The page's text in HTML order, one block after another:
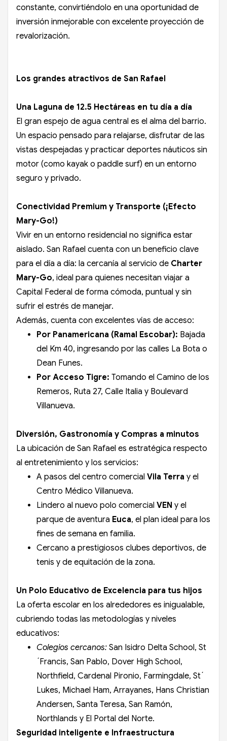
constante, convirtiéndolo en una oportunidad de
inversión inmejorable con excelente proyección de
revalorización.
Los grandes atractivos de San Rafael
Una Laguna de 12.5 Hectáreas en tu día a día
El gran espejo de agua central es el alma del barrio.
Un espacio pensado para relajarse, disfrutar de las
vistas despejadas y practicar deportes náuticos sin
motor (como kayak o paddle surf) en un entorno
seguro y privado.
Conectividad Premium y Transporte (¡Efecto
Mary-Go!)
Vivir en un entorno residencial no significa estar
aislado. San Rafael cuenta con un beneficio clave
para el día a día: la cercanía al servicio de Charter
Mary-Go, ideal para quienes necesitan viajar a
Capital Federal de forma cómoda, puntual y sin
sufrir el estrés de manejar.
Además, cuenta con excelentes vías de acceso:
Por Panamericana (Ramal Escobar): Bajada
del Km 40, ingresando por las calles La Bota o
Dean Funes.
Por Acceso Tigre: Tomando el Camino de los
Remeros, Ruta 27, Calle Italia y Boulevard
Villanueva.
Diversión, Gastronomía y Compras a minutos
La ubicación de San Rafael es estratégica respecto
al entretenimiento y los servicios:
A pasos del centro comercial Vila Terra y el
Centro Médico Villanueva.
Lindero al nuevo polo comercial VEN y el
parque de aventura Euca, el plan ideal para los
fines de semana en familia.
Cercano a prestigiosos clubes deportivos, de
tenis y de equitación de la zona.
Un Polo Educativo de Excelencia para tus hijos
La oferta escolar en los alrededores es inigualable,
cubriendo todas las metodologías y niveles
educativos:
Colegios cercanos: San Isidro Delta School, St
´Francis, San Pablo, Dover High School,
Northfield, Cardenal Pironio, Farmingdale, St´
Lukes, Michael Ham, Arrayanes, Hans Christian
Andersen, Santa Teresa, San Ramón,
Northlands y El Portal del Norte.
Seguridad inteligente e Infraestructura